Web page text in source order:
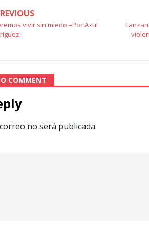
vivir sin miedo –Por Azul
COMMENT
no será publicada.